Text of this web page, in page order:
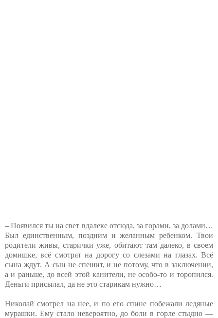
– Появился ты на свет вдалеке отсюда, за горами, за долами…
Был единственным, поздним и желанным ребенком. Твои
родители живы, старички уже, обитают там далеко, в своем
домишке, всё смотрят на дорогу со слезами на глазах. Всё
сына ждут. А сын не спешит, и не потому, что в заключении,
а и раньше, до всей этой канители, не особо-то и торопился.
Деньги присылал, да не это старикам нужно…
Николай смотрел на нее, и по его спине побежали ледяные
мурашки. Ему стало невероятно, до боли в горле стыдно —